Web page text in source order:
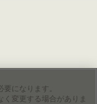
になります。
変更する場合がありま